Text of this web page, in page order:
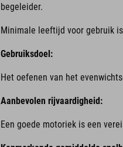
begeleider.
Minimale leeftijd voor gebruik
Gebruiksdoel:
Het oefenen van het
Aanbevolen rijvaardigheid:
Een goede motoriek is een